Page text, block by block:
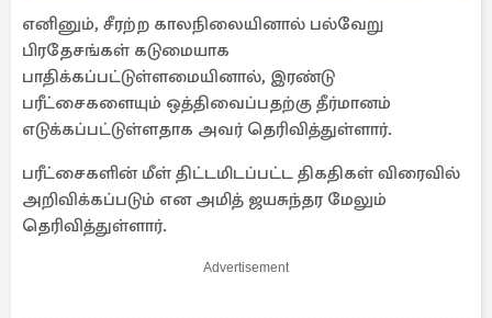
எனினும், சீரற்ற காலநிலையினால் பல்வேறு
பிரதேசங்கள் கடுமையாக
பாதிக்கப்பட்டுள்ளமையினால், இரண்டு
பரீட்சைகளையும் ஒத்திவைப்பதற்கு தீர்மானம்
எடுக்கப்பட்டுள்ளதாக அவர் தெரிவித்துள்ளார்.
பரீட்சைகளின் மீள் திட்டமிடப்பட்ட திகதிகள் விரைவில்
அறிவிக்கப்படும் என அமித் ஜயசுந்தர மேலும்
தெரிவித்துள்ளார்.
Advertisement